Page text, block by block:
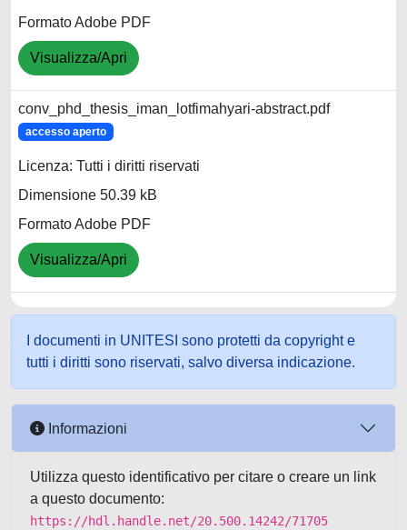
Formato Adobe PDF
Visualizza/Apri
conv_phd_thesis_iman_lotfimahyari-abstract.pdf
accesso aperto
Licenza: Tutti i diritti riservati
Dimensione 50.39 kB
Formato Adobe PDF
Visualizza/Apri
I documenti in UNITESI sono protetti da copyright e
tutti i diritti sono riservati, salvo diversa indicazione.
Informazioni
Utilizza questo identificativo per citare o creare un link
a questo documento:
https://hdl.handle.net/20.500.14242/71705